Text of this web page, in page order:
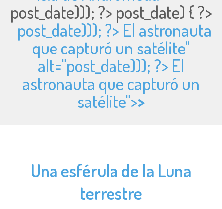
post_date))); ?> post_date) { ?>
post_date))); ?> El astronauta
que capturó un satélite"
alt="post_date))); ?> El
astronauta que capturó un
satélite">>
Una esférula de la Luna
terrestre